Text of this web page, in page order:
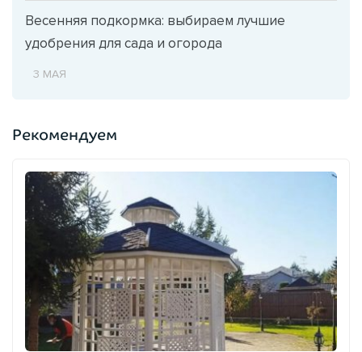
Весенняя подкормка: выбираем лучшие
удобрения для сада и огорода
3 МАЯ
Рекомендуем